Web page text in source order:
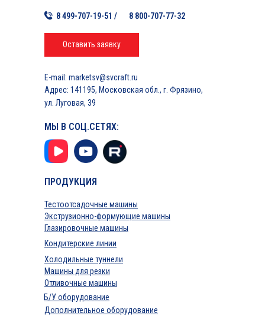
ПРОДУКЦИЯ
Оставить заявку
Тестоотсадочные машины
Экструзионно-формующие машины
Глазировочные машины
Холодильные туннели
Машины для резки
Отливочные машины
Кондитерские линии
Дополнительное оборудование
8 499-707-19-51 /
МЫ В СОЦ.СЕТЯХ:
E-mail: marketsv@svcraft.ru
Адрес: 141195, Московская обл., г. Фрязино,
ул. Луговая, 39
8 800-707-77-32
Б/У оборудование